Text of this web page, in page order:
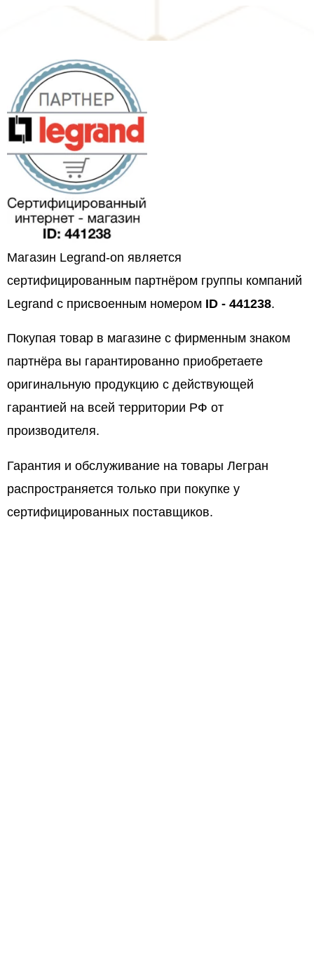
Магазин Legrand-on является
сертифицированным партнёром группы компаний
Legrand с присвоенным номером ID - 441238.
Покупая товар в магазине с фирменным знаком
партнёра вы гарантированно приобретаете
оригинальную продукцию с действующей
гарантией на всей территории РФ от
производителя.
Гарантия и обслуживание на товары Легран
распространяется только при покупке у
сертифицированных поставщиков.